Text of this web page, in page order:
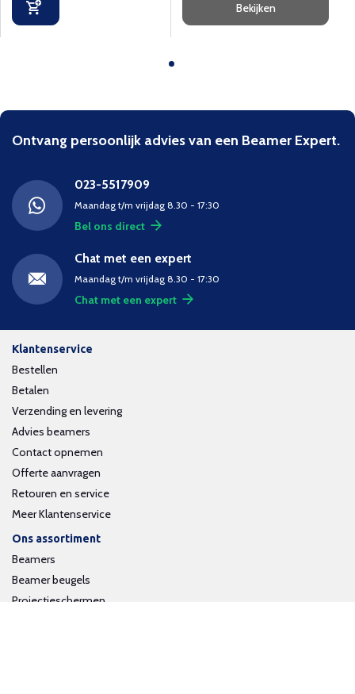
Bekijken
Ontvang persoonlijk advies van een Beamer Expert.
023-5517909
Maandag t/m vrijdag 8.30 - 17:30
Bel ons direct
Chat met een expert
Maandag t/m vrijdag 8.30 - 17:30
Chat met een expert
Klantenservice
Bestellen
Betalen
Verzending en levering
Advies beamers
Contact opnemen
Offerte aanvragen
Retouren en service
Meer Klantenservice
Ons assortiment
Beamers
Beamer beugels
Projectieschermen